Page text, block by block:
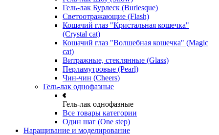
Гель-лак Бурлеск (Burlesque)
Светоотражающие (Flash)
Кошачий глаз "Кристальная кошечка"
(Crystal cat)
Кошачий глаз "Волшебная кошечка" (Magic
cat)
Витражные, стеклянные (Glass)
Перламутровые (Pearl)
Чин-чин (Cheers)
Гель-лак однофазные
Гель-лак однофазные
Все товары категории
Один шаг (One step)
Наращивание и моделирование